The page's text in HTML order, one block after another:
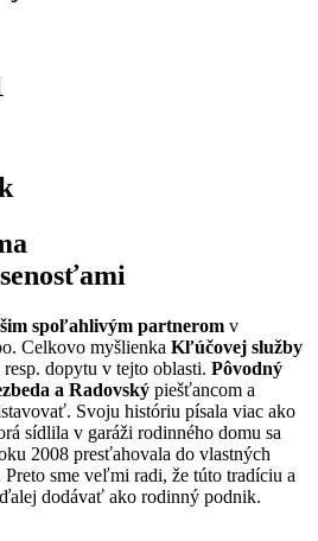
spoľahlivým partnerom v
Celkovo myšlienka Kľúčovej služby
dopytu v tejto oblasti. Pôvodný
a Radovský piešťancom a
Svoju históriu písala viac ako
sídlila v garáži rodinného domu sa
2008 presťahovala do vlastných
sme veľmi radi, že túto tradíciu a
dodávať ako rodinný podnik.